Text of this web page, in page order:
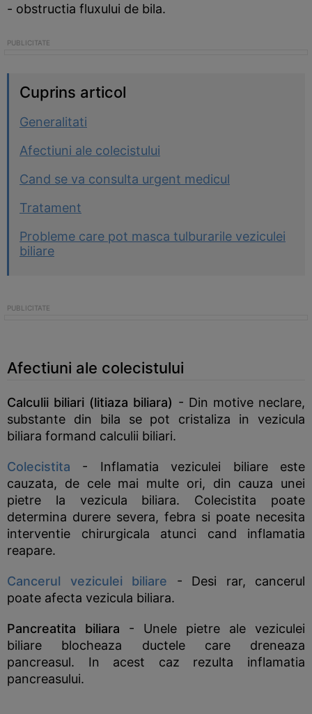
- obstructia fluxului de bila.
Cuprins articol
Generalitati
Afectiuni ale colecistului
Cand se va consulta urgent medicul
Tratament
Probleme care pot masca tulburarile veziculei
biliare
Afectiuni ale colecistului
Calculii biliari (litiaza biliara) - Din motive neclare,
substante din bila se pot cristaliza in vezicula
biliara formand calculii biliari.
Colecistita - Inflamatia veziculei biliare este
cauzata, de cele mai multe ori, din cauza unei
pietre la vezicula biliara. Colecistita poate
determina durere severa, febra si poate necesita
interventie chirurgicala atunci cand inflamatia
reapare.
Cancerul veziculei biliare - Desi rar, cancerul
poate afecta vezicula biliara.
Pancreatita biliara - Unele pietre ale veziculei
biliare blocheaza ductele care dreneaza
pancreasul. In acest caz rezulta inflamatia
pancreasului.